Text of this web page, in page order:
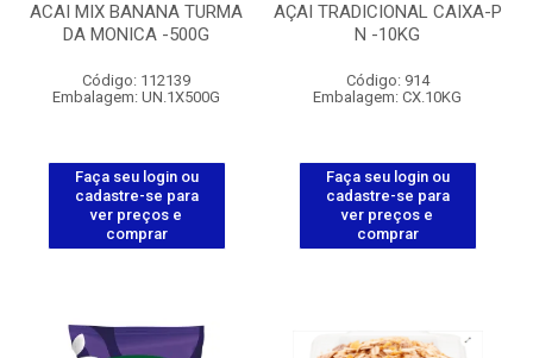
ACAI MIX BANANA TURMA
DA MONICA -500G
Código: 112139
Embalagem: UN.1X500G
Faça seu login ou
cadastre-se para
ver preços e
comprar
AÇAI TRADICIONAL CAIXA-P
N -10KG
Código: 914
Embalagem: CX.10KG
Faça seu login ou
cadastre-se para
ver preços e
comprar